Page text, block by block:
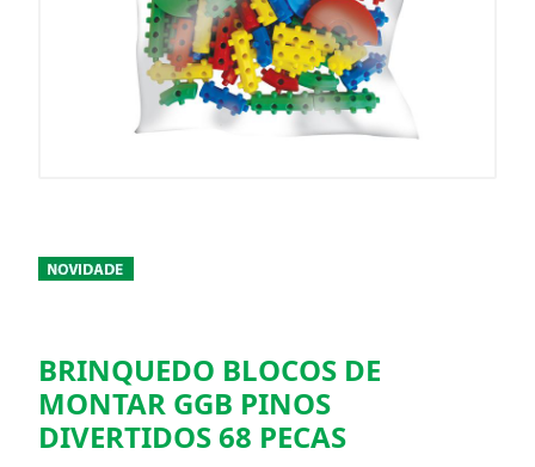
BRINQUEDO BLOCOS DE
MONTAR GGB PINOS
DIVERTIDOS 68 PECAS